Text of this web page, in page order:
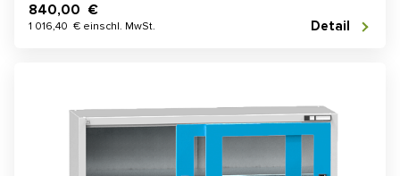
840,00 €
1 016,40 € einschl. MwSt. Detail